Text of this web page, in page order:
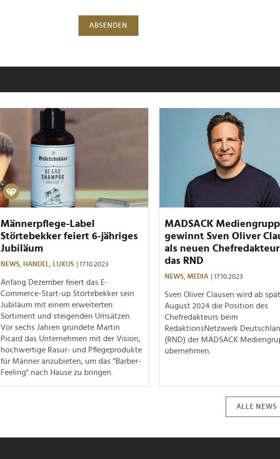
ABSENDEN
Männerpflege-Label
Störtebekker feiert 6-jähriges
Jubiläum
NEWS, HANDEL, LUXUS | 17.10.2023
Anfang Dezember feiert das E-
Commerce-Start-up Störtebekker sein
Jubiläum mit einem erweiterten
Sortiment und steigenden Umsätzen.
Vor sechs Jahren gründete Martin
Picard das Unternehmen mit der Vision,
hochwertige Rasur- und Pflegeprodukte
für Männer anzubieten, um das "Barber-
Feeling" nach Hause zu bringen.
MADSACK
gewinnt Sven Oliver
als neuen
das RND
NEWS, MEDIA | 17.10.2023
Sven Oliver Clausen wird ab
August 2024 die Position des
Chefredakteurs beim
RedaktionsNetzwerk
(RND) der MADSACK
übernehmen.
ALLE NEWS